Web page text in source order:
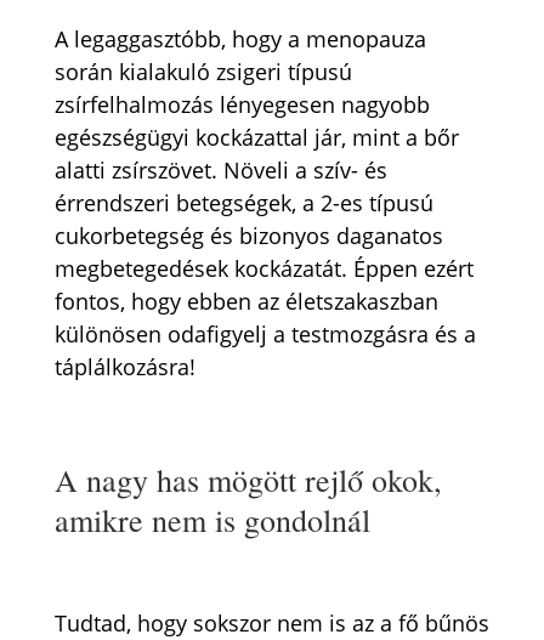
A legaggasztóbb, hogy a menopauza
során kialakuló zsigeri típusú
zsírfelhalmozás lényegesen nagyobb
egészségügyi kockázattal jár, mint a bőr
alatti zsírszövet. Növeli a szív- és
érrendszeri betegségek, a 2-es típusú
cukorbetegség és bizonyos daganatos
megbetegedések kockázatát. Éppen ezért
fontos, hogy ebben az életszakaszban
különösen odafigyelj a testmozgásra és a
táplálkozásra!
A nagy has mögött rejlő okok,
amikre nem is gondolnál
Tudtad, hogy sokszor nem is az a fő bűnös